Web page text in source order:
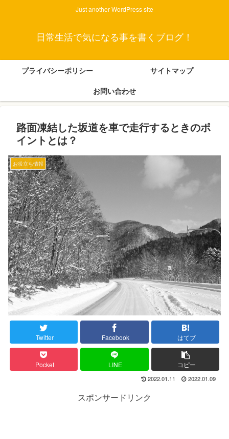
Just another WordPress site
日常生活で気になる事を書くブログ！
プライバシーポリシー
サイトマップ
お問い合わせ
路面凍結した坂道を車で走行するときのポ
イントとは？
お役立ち情報
Twitter Facebook はてブ
Pocket LINE コピー
2022.01.11 2022.01.09
スポンサードリンク